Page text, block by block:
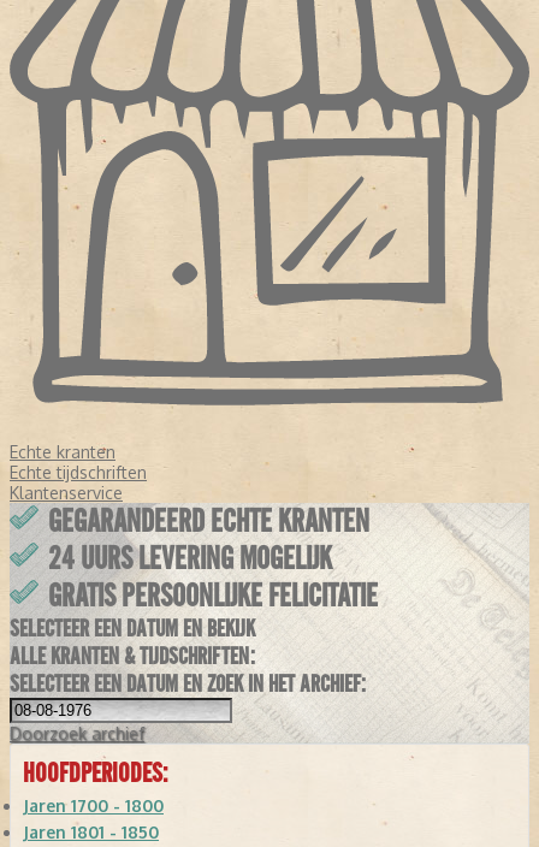
Echte kranten
Echte tijdschriften
Klantenservice
GEGARANDEERD ECHTE KRANTEN
24 UURS LEVERING MOGELIJK
GRATIS PERSOONLIJKE FELICITATIE
SELECTEER EEN DATUM EN BEKIJK
ALLE KRANTEN & TIJDSCHRIFTEN:
SELECTEER EEN DATUM EN ZOEK IN HET ARCHIEF:
Doorzoek archief
HOOFDPERIODES:
Jaren 1700 - 1800
Jaren 1801 - 1850